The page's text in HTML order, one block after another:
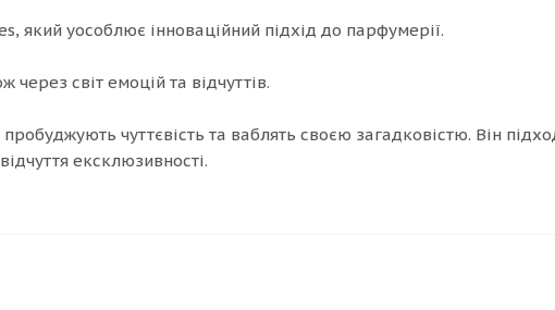
який уособлює інноваційний підхід до парфумерії.
світ емоцій та відчуттів.
чуттєвість та ваблять своєю загадковістю. Він
ексклюзивності.